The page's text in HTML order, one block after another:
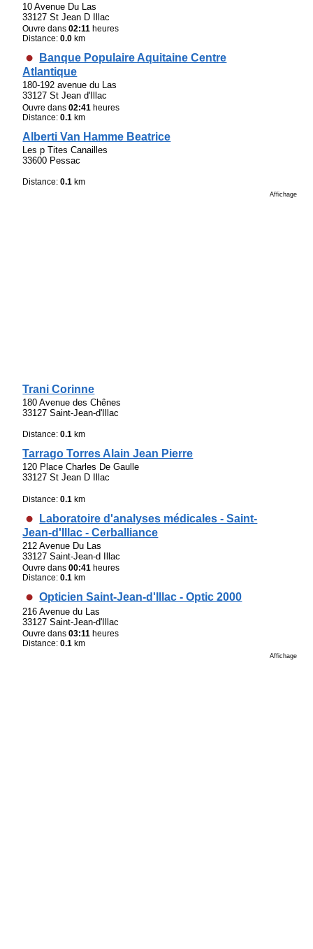
10 Avenue Du Las
33127 St Jean D Illac
Ouvre dans02:11 heures
Distance:0.0 km
Banque Populaire Aquitaine Centre
Atlantique
180-192 avenue du Las
33127 St Jean d'Illac
Ouvre dans02:41 heures
Distance:0.1 km
Alberti Van Hamme Beatrice
Les p Tites Canailles
33600 Pessac
Distance:0.1 km
Affichage
Trani Corinne
180 Avenue des Chênes
33127 Saint-Jean-d'Illac
Distance:0.1 km
Tarrago Torres Alain Jean Pierre
120 Place Charles De Gaulle
33127 St Jean D Illac
Distance:0.1 km
Laboratoire d'analyses médicales - Saint-
Jean-d'Illac - Cerballiance
212 Avenue Du Las
33127 Saint-Jean-d Illac
Ouvre dans00:41 heures
Distance:0.1 km
Opticien Saint-Jean-d'Illac - Optic 2000
216 Avenue du Las
33127 Saint-Jean-d'Illac
Ouvre dans03:11 heures
Distance:0.1 km
Affichage